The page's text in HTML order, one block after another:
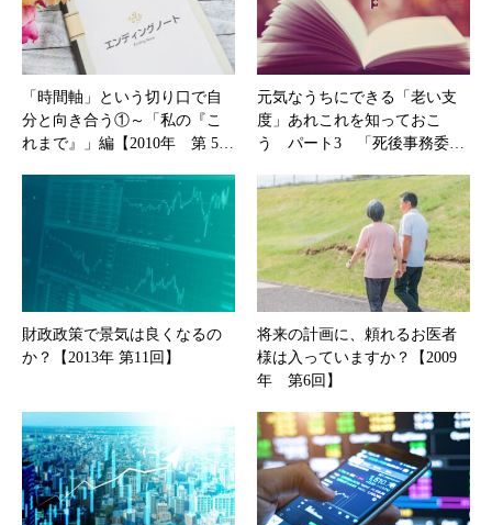
「時間軸」という切り口で自
分と向き合う①～「私の『こ
れまで』」編【2010年 第 5…
元気なうちにできる「老い支
度」あれこれを知っておこ
う パート3 「死後事務委…
財政政策で景気は良くなるの
か？【2013年 第11回】
将来の計画に、頼れるお医者
様は入っていますか？【2009
年 第6回】